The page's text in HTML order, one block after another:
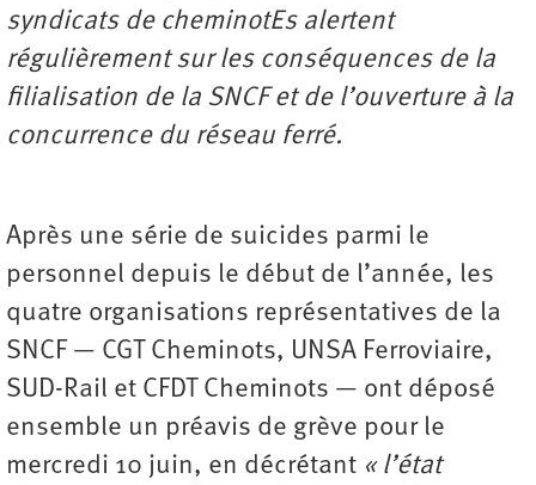
syndicats de cheminotEs alertent
régulièrement sur les conséquences de la
filialisation de la SNCF et de l’ouverture à la
concurrence du réseau ferré.
Après une série de suicides parmi le
personnel depuis le début de l’année, les
quatre organisations représentatives de la
SNCF — CGT Cheminots, UNSA Ferroviaire,
SUD-Rail et CFDT Cheminots — ont déposé
ensemble un préavis de grève pour le
mercredi 10 juin, en décrétant « l’état